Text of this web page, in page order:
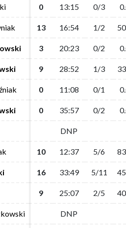
0 13:15 0/3
13 16:54 1/2
3 20:23 0/2
9 28:52 1/3
0 11:08 0/1
0 35:57 0/2
DNP
10 12:37 5/6
16 33:49 5/11
9 25:07 2/5
DNP
0 13:15 0/3
13 16:54 1/2
3 20:23 0/2
9 28:52 1/3
0 11:08 0/1
0 35:57 0/2
DNP
10 12:37 5/6
16 33:49 5/11
9 25:07 2/5
DNP